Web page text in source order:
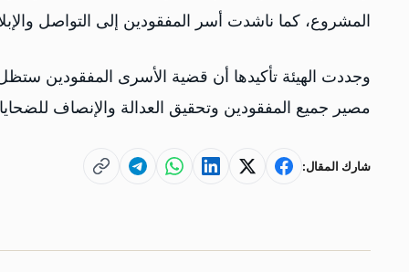
المشروع، كما ناشدت أسر المفقودين إلى التواصل
وجددت الهيئة تأكيدها أن قضية الأسرى المفقودين
مصير جميع المفقودين وتحقيق العدالة والإنصاف
شارك المقال: